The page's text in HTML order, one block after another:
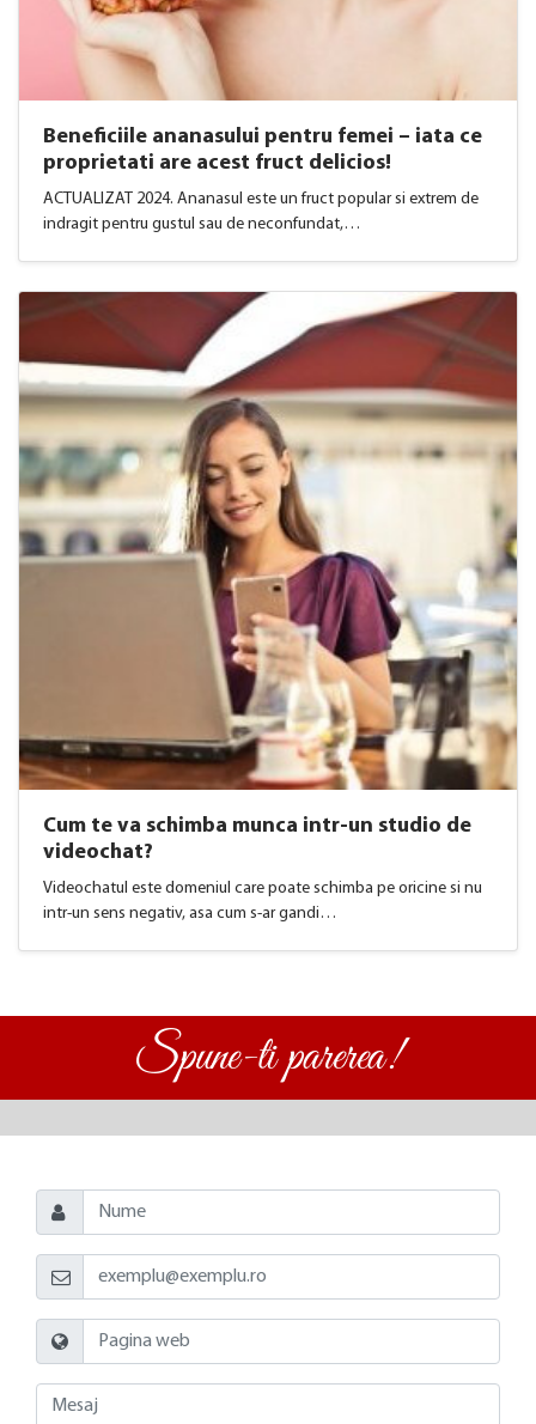
Beneficiile ananasului pentru femei – iata ce
proprietati are acest fruct delicios!
ACTUALIZAT 2024. Ananasul este un fruct popular si extrem de
indragit pentru gustul sau de neconfundat,…
Cum te va schimba munca intr-un studio de
videochat?
Videochatul este domeniul care poate schimba pe oricine si nu
intr-un sens negativ, asa cum s-ar gandi…
Spune-ti parerea!